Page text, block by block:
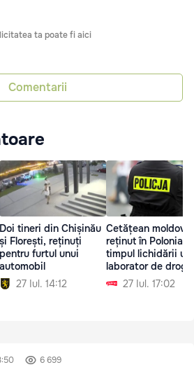
ta poate fi aici
Comentarii
Doi tineri din Chișinău
și Florești, reținuți
pentru furtul unui
automobil
27 Iul. 14:12
Cetățean
reținut în Polonia în
timpul lichidării
laborator de
27 Iul. 17:02
6 699